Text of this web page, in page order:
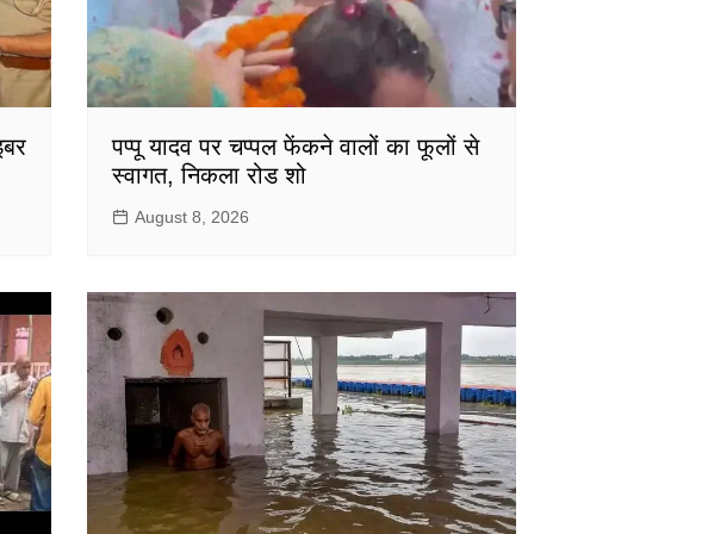
पप्पू यादव पर चप्पल फेंकने वालों का फूलों से
स्वागत, निकला रोड शो
August 8, 2026